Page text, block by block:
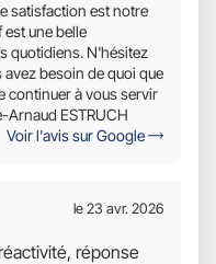
satisfaction est notre
une belle
quotidiens. N'hésitez
besoin de quoi que
continuer à vous servir
Arnaud ESTRUCH
Voir l'avis sur Google
le 23 avr. 2026
réponse